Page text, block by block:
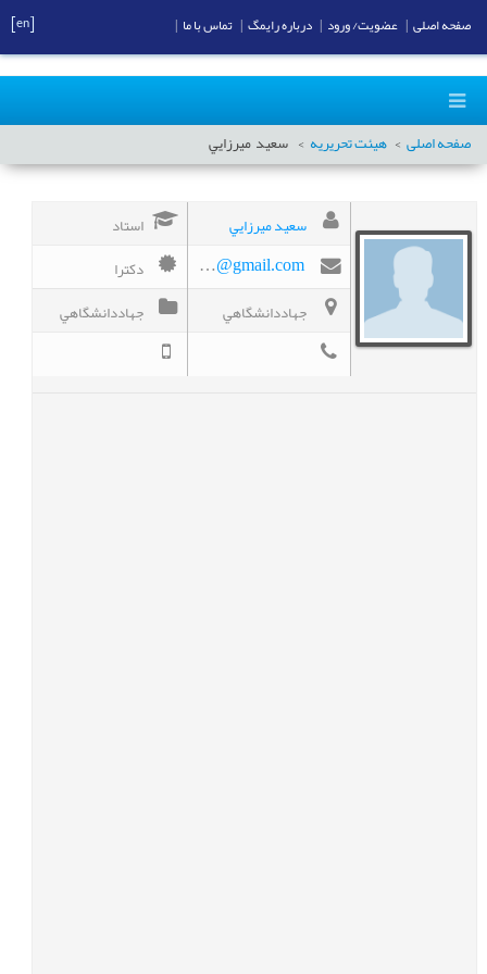
صفحه اصلی هیئت تحریریه سعيدميرزايي
سعيد ميرزايي استاد
ds.mirzaei@gmail.com
دکترا
جهاددانشگاهي
جهاددانشگاهي
صفحه اصلی عضویت/ ورود درباره رایمگ تماس با ما